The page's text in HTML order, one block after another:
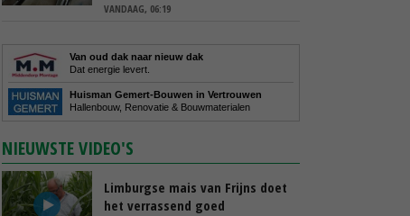
VANDAAG, 06:19
Van oud dak naar nieuw dak
Dat energie levert.
Huisman Gemert-Bouwen in Vertrouwen
Hallenbouw, Renovatie & Bouwmaterialen
NIEUWSTE VIDEO'S
Limburgse mais van Frijns doet
het verrassend goed